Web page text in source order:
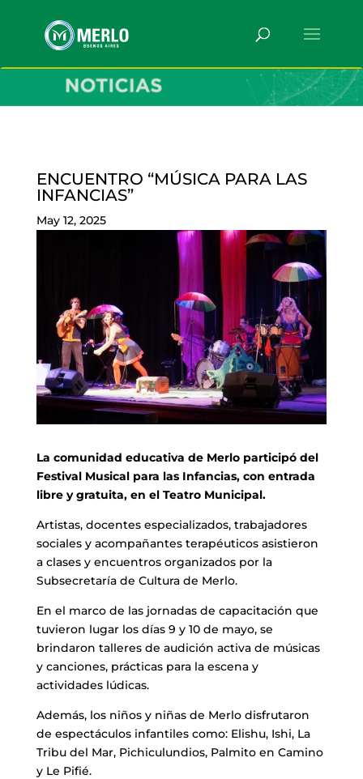
ENCUENTRO “MÚSICA PARA LAS
INFANCIAS”
May 12, 2025
La comunidad educativa de Merlo participó del
Festival Musical para las Infancias, con entrada
libre y gratuita, en el Teatro Municipal.
Artistas, docentes especializados, trabajadores
sociales y acompañantes terapéuticos asistieron
a clases y encuentros organizados por la
Subsecretaría de Cultura de Merlo.
En el marco de las jornadas de capacitación que
tuvieron lugar los días 9 y 10 de mayo, se
brindaron talleres de audición activa de músicas
y canciones, prácticas para la escena y
actividades lúdicas.
Además, los niños y niñas de Merlo disfrutaron
de espectáculos infantiles como: Elishu, Ishi, La
Tribu del Mar, Pichiculundios, Palmito en Camino
y Le Pifié.